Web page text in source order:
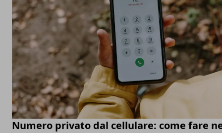
Numero privato dal cellulare: come fare